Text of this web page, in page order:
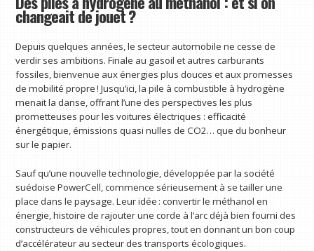
changeait de jouet ?
Depuis quelques années, le secteur automobile ne cesse de
verdir ses ambitions. Finale au gasoil et autres carburants
fossiles, bienvenue aux énergies plus douces et aux promesses
de mobilité propre ! Jusqu’ici, la pile à combustible à hydrogène
menait la danse, offrant l’une des perspectives les plus
prometteuses pour les voitures électriques : efficacité
énergétique, émissions quasi nulles de CO2… que du bonheur
sur le papier.
Sauf qu’une nouvelle technologie, développée par la société
suédoise PowerCell, commence sérieusement à se tailler une
place dans le paysage. Leur idée : convertir le méthanol en
énergie, histoire de rajouter une corde à l’arc déjà bien fourni des
constructeurs de véhicules propres, tout en donnant un bon coup
d’accélérateur au secteur des transports écologiques.